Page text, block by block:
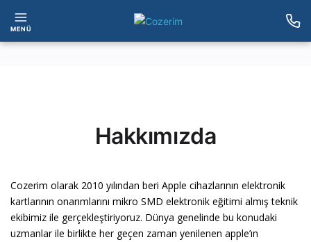
MENÜ
Hakkımızda
Cozerim olarak 2010 yılından beri Apple cihazlarının elektronik
kartlarının onarımlarını mikro SMD elektronik eğitimi almış teknik
ekibimiz ile gerçekleştiriyoruz. Dünya genelinde bu konudaki
uzmanlar ile birlikte her geçen zaman yenilenen apple’ın